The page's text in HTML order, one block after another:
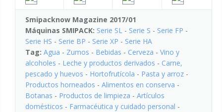
Smipacknow Magazine 2017/01
Máquinas SMIPACK: Serie SL - Serie S - Serie FP -
Serie HS - Serie BP - Serie XP - Serie HA
Tag: Agua - Zumos - Bebidas - Cerveza - Vino y
alcoholes - Leche y productos derivados - Carne,
pescado y huevos - Hortofrutícola - Pasta y arroz -
Productos horneados - Alimentos en conserva -
Botanas - Productos de limpieza - Artículos
domésticos - Farmacéutica y cuidado personal -